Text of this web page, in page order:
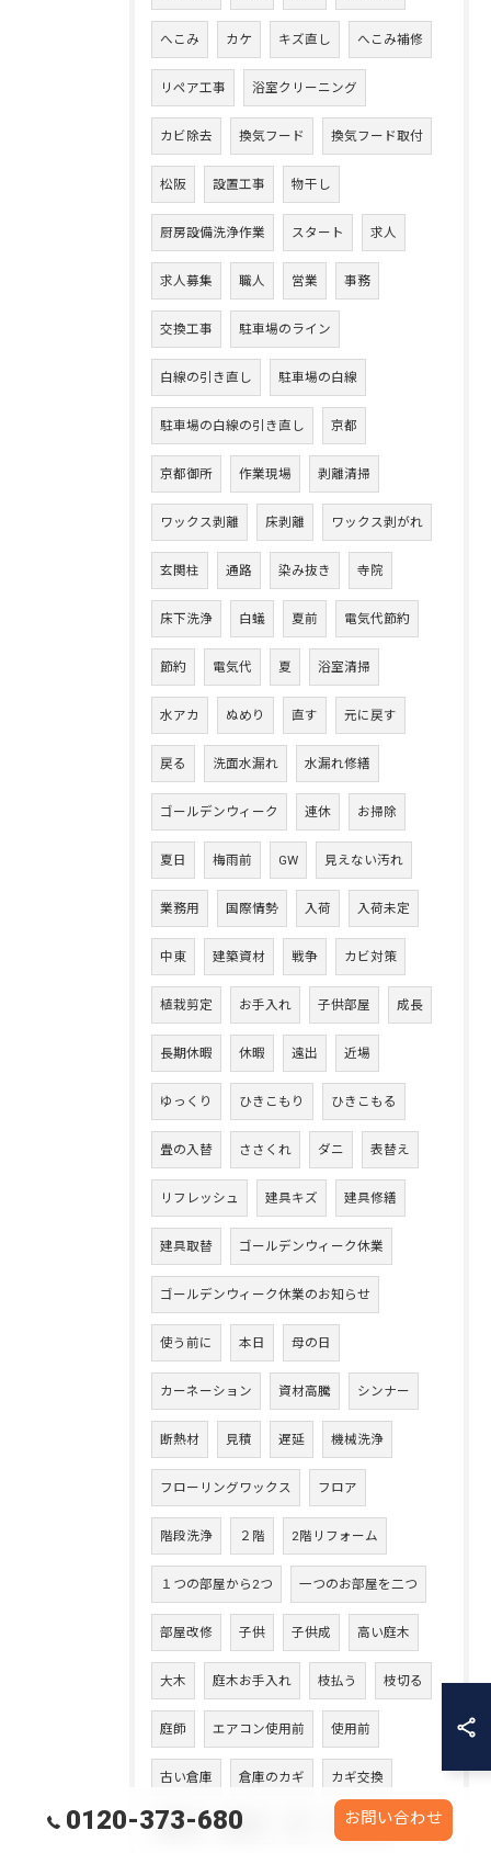
へこみ カケ キズ直し へこみ補修
リペア工事 浴室クリーニング
カビ除去 換気フード 換気フード取付
松阪 設置工事 物干し
厨房設備洗浄作業 スタート 求人
求人募集 職人 営業 事務
交換工事 駐車場のライン
白線の引き直し 駐車場の白線
駐車場の白線の引き直し 京都
京都御所 作業現場 剥離清掃
ワックス剥離 床剥離 ワックス剥がれ
玄関柱 通路 染み抜き 寺院
床下洗浄 白蟻 夏前 電気代節約
節約 電気代 夏 浴室清掃
水アカ ぬめり 直す 元に戻す
戻る 洗面水漏れ 水漏れ修繕
ゴールデンウィーク 連休 お掃除
夏日 梅雨前 GW 見えない汚れ
業務用 国際情勢 入荷 入荷未定
中東 建築資材 戦争 カビ対策
植栽剪定 お手入れ 子供部屋 成長
長期休暇 休暇 遠出 近場
ゆっくり ひきこもり ひきこもる
畳の入替 ささくれ ダニ 表替え
リフレッシュ 建具キズ 建具修繕
建具取替 ゴールデンウィーク休業
ゴールデンウィーク休業のお知らせ
使う前に 本日 母の日
カーネーション 資材高騰 シンナー
断熱材 見積 遅延 機械洗浄
フローリングワックス フロア
階段洗浄 ２階 2階リフォーム
１つの部屋から2つ 一つのお部屋を二つ
部屋改修 子供 子供成 高い庭木
大木 庭木お手入れ 枝払う 枝切る
庭師 エアコン使用前 使用前
古い倉庫 倉庫のカギ カギ交換
鍵取替 鍵紛失 クマ対策
0120-373-680 お問い合わせ